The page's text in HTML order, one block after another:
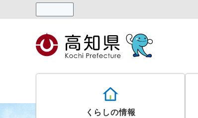
くらしの情報